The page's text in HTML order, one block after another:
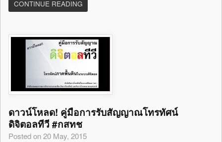
CONTINUE READING
ดาวน์โหลด! คู่มือการรับสัญญาณโทรทัศน์
ดิจิตอลทีวี #กสทช
Posted on 20 May, 2015